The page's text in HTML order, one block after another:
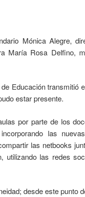
Mónica Alegre,
María Rosa Delfino,
Educación transmitió
estar presente.
por parte de los
las
las netbooks
utilizando las redes
desde este punto